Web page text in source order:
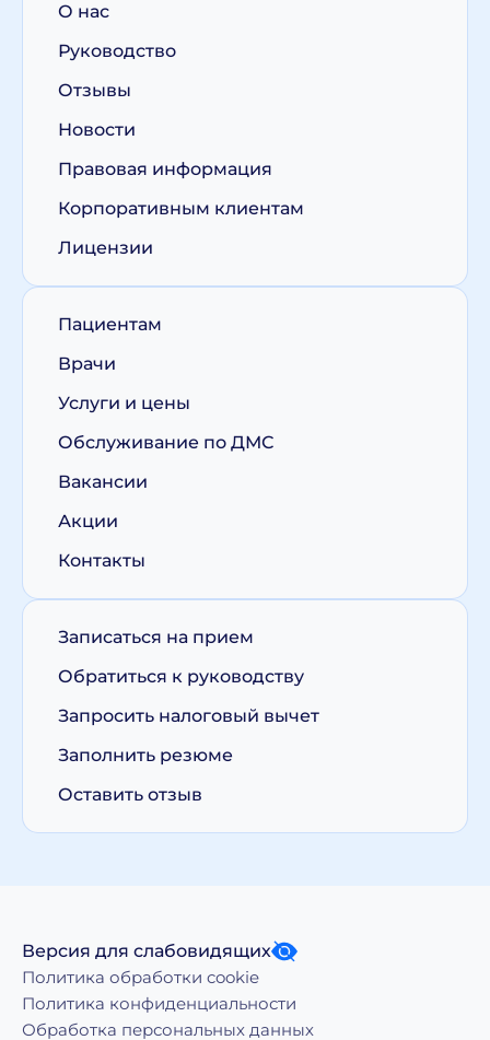
О нас
Руководство
Отзывы
Новости
Правовая информация
Корпоративным клиентам
Лицензии
Пациентам
Врачи
Услуги и цены
Обслуживание по ДМС
Вакансии
Акции
Контакты
Записаться на прием
Обратиться к руководству
Запросить налоговый вычет
Заполнить резюме
Оставить отзыв
Версия для слабовидящих
Политика обработки cookie
Политика конфиденциальности
Обработка персональных данных